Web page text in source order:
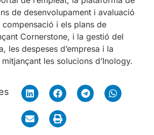
de desenvolupament i avaluació
i els plans de
Cornerstone, i la gestió del
les despeses d’empresa i la
les solucions d’Inology.